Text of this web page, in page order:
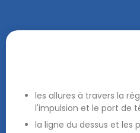
les allures à travers la
l'impulsion et le port de
la ligne du dessus et les